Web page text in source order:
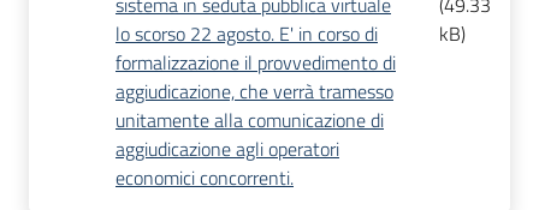
lo scorso 22 agosto. E' in corso di
formalizzazione il provvedimento di
aggiudicazione, che verrà tramesso
unitamente alla comunicazione di
aggiudicazione agli operatori
economici concorrenti.
kB)